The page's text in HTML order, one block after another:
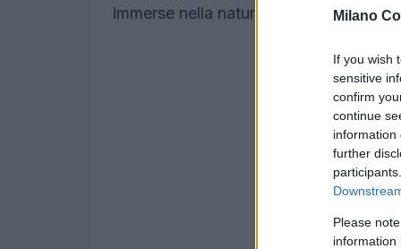
Milano
If you wish
sensitive
confirm
continue
information
further
Please
information
immerse nella natura, agli eleganti